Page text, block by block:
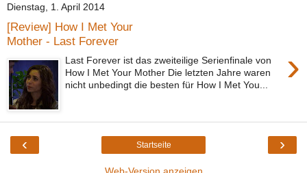
Dienstag, 1. April 2014
[Review] How I Met Your
Mother - Last Forever
›
Last Forever ist das zweiteilige Serienfinale von
How I Met Your Mother Die letzten Jahre waren
nicht unbedingt die besten für How I Met You...
‹ ›
Startseite